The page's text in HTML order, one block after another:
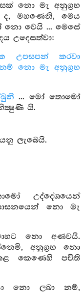
නො මැ අනුග්‍රහ
ද, මහණෙනි, මෙය
නො වෙයි ... මෙසේ
උදෙසත්වා:
උපසපන් කරවා
නො මැ අනුග්‍රහ
... මෝ තොමෝ
යි.
ලැබෙයි.
උද්දේශයෙන්
නො මැ
නො අණවයි.
අනුග්‍රහ නො
කෙණෙහි පචිති
නො ලබා නම්,